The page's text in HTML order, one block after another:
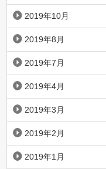
2019年10月
2019年8月
2019年7月
2019年4月
2019年3月
2019年2月
2019年1月